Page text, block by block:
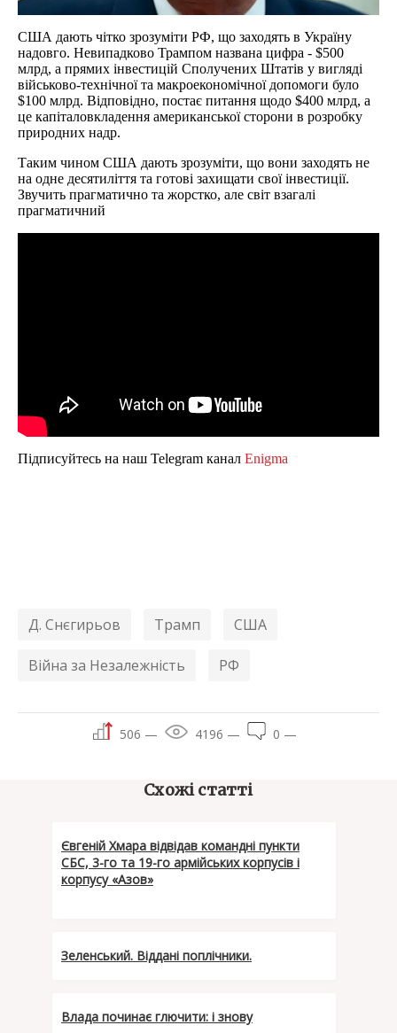
США дають чітко зрозуміти РФ, що заходять в Україну
надовго. Невипадково Трампом названа цифра - $500
млрд, а прямих інвестицій Сполучених Штатів у вигляді
військово-технічної та макроекономічної допомоги було
$100 млрд. Відповідно, постає питання щодо $400 млрд, а
це капіталовкладення американської сторони в розробку
природних надр.
Таким чином США дають зрозуміти, що вони заходять не
на одне десятиліття та готові захищати свої інвестиції.
Звучить прагматично та жорстко, але світ взагалі
прагматичний
Підписуйтесь на наш Telegram канал Enigma
Д. Снєгирьов Трамп США
Війна за Незалежність РФ
506 — 4196 — 0 —
Схожі статті
Євгеній Хмара відвідав командні пункти
СБС, 3-го та 19-го армійських корпусів і
корпусу «Азов»
Зеленський. Віддані поплічники.
Влада починає глючити: i знову